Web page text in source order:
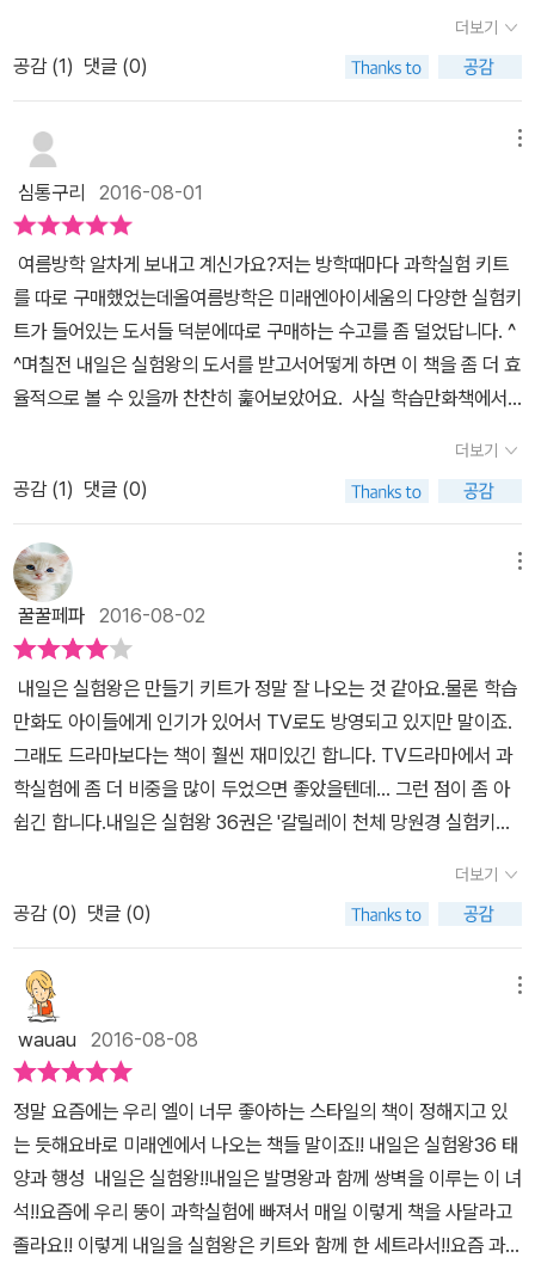
행성의 기준'새로운 멤버는 한국B팀에게이러한 기준에 맞는 팀원이
되려나요?흥미진진 본격 대결 과학실험만화,<내일은 실험왕> 37권
이야기도 기대됩니다 ♪이번 36권의 실험키트는바로, 갈릴레이 천채
망원경 만들기!볼록렌즈와 오목렌즈가 함께 쓰이게 되는데요.간단히
만든 망원경이지만,접안렌즈와 대물렌즈와 거리조절을 보며,아이들
이 상의 크기가 달라지니 신기해 하며 달려들었지요.볼록렌즈는 상이
뒤집혀 보이는 거 아닌가?첫째아이가 궁금해 하더랍니다.그래서 오
목렌즈도 함께 쓰이는 것이지- 알게 되니,<실험 키트 속 과학 원리>
까지도 잊지 말고 읽고 가야죠.망원경은 갈릴레이식 망원경과 케플러
망원경.이렇게 두 종류가 있다는 것도 알고 가야겠고요.초등아이들의
대결이야기에과학이 흥미로운 주제임을 쏙쏙 알게 되는즐거운 시간.
이번에도 많이 배우고 갑니다!
인 완전 완전 잘 보인다고 감탄중~ 방학숙제로 만든 망원경 보려믄
우리집에서는 줄서야 함다.ㅎㅎ첨엔 막 서두르다가 오빠는 봐라난 엄
보공한녀석은 또 다르게 놀고..무더운저녁이 이렇게 지나가고 있네
요. 올림피아드를 준비하는 실험반 아이들의 흥미진진 재미있는
이야기.해시계 만드는방법도 나와있고궁금증 해결하기에 너무 좋은
책이네요. 나들이 갔다가 다녀오는길에 가방에서 구겨진거 다시
펴고 결이에게 주니 오홍~~ 완전 좋아하네요. 다음번 나들이때 좀
더 단단하게 보수 마치고 들고 다녀야 겠어요.재미있게 배우며 방학
숙제까지 할 수 있는 아이템이라 참 마음에 들어요.개학전날 준비물
주섬주섬 챙기긴 하겠지만요래 완성된 결과물 하나 있으면 마음이 뿌
학원리그리고 퀴즈풀기까지 짱짱하게 준비되어 있으니보고서 작성해
서 세트로 내면 더 멋지겠어요. 울 결남매와 내일 선교 떠나는데오후
부터 결군 아파서 자고 있어요ㅜㅜ 결이 컨디션보고 일정 조절해야
할것 같네요.아흑.. 긴장긴장..푹 자고 툴툴 털고 일어났음 좋겠어요.
점검을 하기도 했다네요.더불어서 운석이 단순한 돌덩어리가 아니라
다른 행성이나 혜성에서 떨어져 나온 조각으로소행성의 성분과 태양
계 탄생에 대한 정보가 담겨있기 때문에,경제적으로도 가치가 있다는
걸 알게 됐죠. 서로 운석을 찾겠다고 나서는 강립과 우주.금속탐지기
에 걸린 돌 하나가 있는데 서로 자기가 발견했다고 티격태격하고 있
어요.그런데, 운석이 아니래요.우주에서 지구로 떨어지면 엄청난 충
격으로주변나무가 쓰러지고 깊은 구덩이가 파여야하는데,이 돌멩이
주위에는 그런 흔적이 없다는 거죠.ㅋ어쨌든, 그날 밤 학생들은유성
우와 천체를 찾아보기 위해 많이 나와있습니다. 태양계의 아홉번 째
행성이었던 명왕성이 빠지고새로운 행성을 찾고 있는데, 조건이 있어
요.태양 주위를 돌아야 한다.충분히 큰 둥근 천에여야 한다.자신의 궤
도 영역 안에서 다른 천체의 영향을 거의 받지 않아야 한다. 아이들이
만든 천체 망원경,종이로 만들었다고 성능을 무시했는데,렌즈가 선
명해서 나름 잘 보이던걸요!!대물렌즈로는 빛을 모으는 볼록렌즈를,
멀어질수록 시야는 좁아지지만 물체가 확대되어 보이더군요. 사건사
고가 끊이지 않는 실험반 친구들의 이야기와빛의 굴절과 렌즈를 이용
한 천체망원경의 원리도 배울 수 있는 재미있는 학습만화예요~~
더보기
공감 (1) 댓글 (0)
심통구리 2016-08-01
여름방학 알차게 보내고 계신가요?저는 방학때마다 과학실험 키트
를 따로 구매했었는데올여름방학은 미래엔아이세움의 다양한 실험키
트가 들어있는 도서들 덕분에따로 구매하는 수고를 좀 덜었답니다. ^
^​며칠전 내일은 실험왕의 도서를 받고서어떻게 하면 이 책을 좀 더 효
율적으로 볼 수 있을까 찬찬히 훑어보았어요.​ ​사실 학습만화책에서
데차례의 목록을 쭉~ 보면서 엇! 이런 뽀인트가~ 했어요. ㅋㅋㅋㅋ​각
챕터 제목 아래 아주 중요한 것이 담겨져 있었네요.바로바로~~~ 과
학 POINT​사실 실험키트가 있는 도서를 받으면 아이들의 목적은 도
서의 내용이 아닌키트에 온 신경이 다 가 있어서 책을 꺼내놓기 무서
웠는데~ ㅠㅠ책을 읽는데 중요 포인트를 짚어주어책을 읽으면서 한
번 더 생각하게 되는것 같아 훨씬 더 효율적인거 같아요.​​제 5화 지구
와 달의 균형과학 POINT 행성 거리의 법칙, 태양과 행성의 관계에
대해서먼저 인지를 하고 내용을 읽어보도록 해요.그림도 어쩜 이리
간결하게 메세지를 전달을 해주는지... 대단대단~ ^^​ 우주의 꺼지지
않는 금속 탐지기 넘 재밌네요.예전에 운석이 지구로 떨어져 다들 운
석을 찾겠다고~ 울아이들도 찾으러 가자고 아우성이였었던그때가
문뜩 생각이 나네요. ^^​ 천문학자인 티티우스와 보데는 여섯개의 행
성을 통해각 행성까지의 거리에 규칙이 있다는 것을 발견을 했어요.D
= 태양으로부터의 행성간의 거리 아직 잘 이해가 안되겠지만... 좀 더
사실을 인지하면 될것 같아요.​ 아하! 지구와 달이 서로 힘의 균형을 이
루면서 수십 억 년 동안 함께 할 수 있었군요. ^^우주와 천재원이 티격
태격하는 모습에서앞서서 말씀드린 과학 포인트를 생각하면서 읽으
니 더 머리속에 쏙쏙~ 들어 오는것 같아요.이제 과학POINT 놓치지
않을꼬예요. ㅋㅋㅋㅋ​​ 내일은 실험왕에서는 내용뿐만이 아니라,다
양한 과학 실험, 과학자 등등을 접할 수 있어서 배경지식을 풍부하게
해줄 뿐만 아니라박사의 실험실 만화를 통해서 간단한 과학 상식도
전달해 주고 있답니다.내일은 실험왕, 읽는 재미가 아주 쏠쏠~ 하지
용~ ㅋㅋㅋㅋ​자 드뎌 기다리고 기다린.... 아이들을 애타게 했던내일
더보기
공감 (1) 댓글 (0)
꿀꿀페파 2016-08-02
내일은 실험왕은 만들기 키트가 정말 잘 나오는 것 같아요.물론 학습
만화도 아이들에게 인기가 있어서 TV로도 방영되고 있지만 말이죠.
그래도 드라마보다는 책이 훨씬 재미있긴 합니다. TV드라마에서 과
학실험에 좀 더 비중을 많이 두었으면 좋았을텐데... 그런 점이 좀 아
쉽긴 합니다.내일은 실험왕 36권은 '갈릴레이 천체 망원경 실험키
트인데요.만들기 숙제도 뚝딱할 수 있는 것도 있고 관련된 이론을 쉽
게 접할 수 있다는 장점이 있어요.글밥으로만 구성된 과학이론책은
아무래도 아이들이 읽기 부담스러운데요.학습만화와 함께 실험키트
로 만들어보면서 흥미를 더할 수 있을 것 같습니다.​​빛의 굴절과 렌즈
의 원리를 활용한 실험키트입니다.망원경의 원리인 볼록 렌즈와 오목
렌즈에 대해서 알 수 있어요.실험키트 상자에 따로 준비물이 필요없
이 만들기 재료들이 다 들어있습니다.이번에는 양면테이프까지 붙이
기 좋게 포함되어있었어요.접어서 붙이기만하면 천체망원경 만들기
가 끝!​​만드는 방법은 내일은 실험왕 뒷부분에 사진과 함께 상세하게
나와있어서아이 혼자서 순서대로 따라하면 쉽게 만들 수가 있어요.​실
험 과정 이해하기를 통해서 실험 중에 생각해볼 거리도 담고 있어요.
망원경의 원리는 무엇인지, 대물렌즈와 접안렌즈, 경통은 무엇인지,
더보기
공감 (0) 댓글 (0)
wauau 2016-08-08
정말 요즘에는 우리 엘이 너무 좋아하는 스타일의 책이 정해지고 있
는 듯해요바로 미래엔에서 나오는 책들 말이죠!! 내일은 실험왕36 태
양과 행성 내일은 실험왕!!내일은 발명왕과 함께 쌍벽을 이루는 이 녀
석!!요즘에 우리 뚱이 과학실험에 빠져서 매일 이렇게 책을 사달라고
졸라요!! 이렇게 내일을 실험왕은 키트와 함께 한 세트라서!!요즘 과학